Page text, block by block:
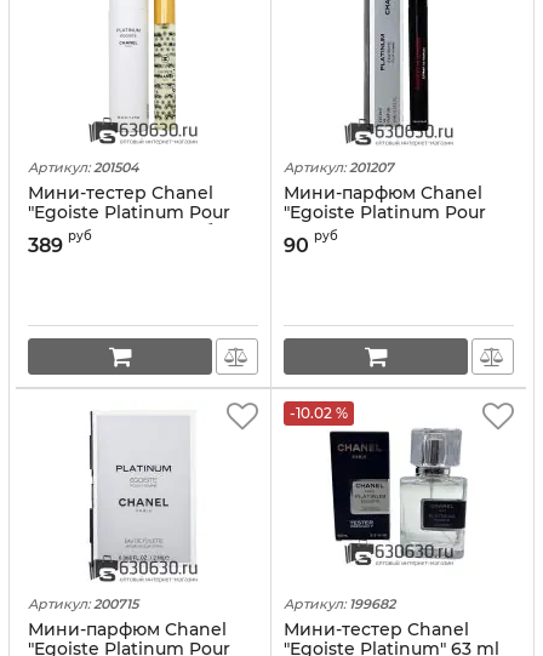
Артикул: 201504
Мини-тестер Chanel
"Egoiste Platinum Pour
Homme" 35 ml (в тубе)
389 руб
Артикул: 201207
Мини-парфюм Chanel
"Egoiste Platinum Pour
Homme" 6 ml
90 руб
Артикул: 200715
Мини-парфюм Chanel
"Egoiste Platinum Pour
-10.02 %
Артикул: 199682
Мини-тестер Chanel
"Egoiste Platinum" 63 ml